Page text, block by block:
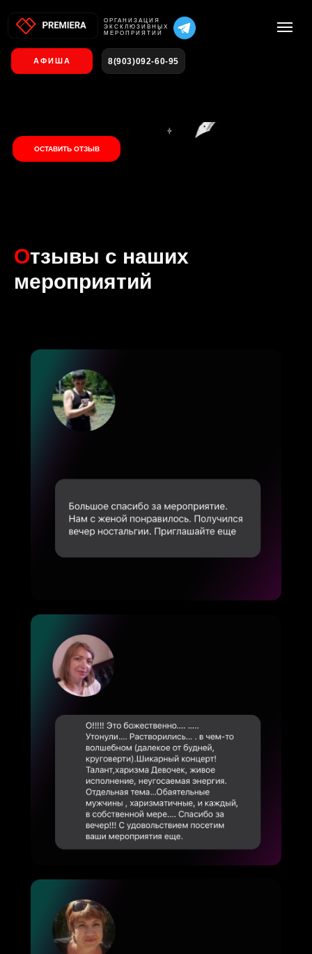
О РГАНИЗАЦИЯ
ЭКСКЛЮЗИВНЫХ
МЕРОПРИЯТИЙ
АФИША 8(903)092-60-95
ОСТАВИТЬ ОТЗЫВ
Отзывы с наших
мероприятий